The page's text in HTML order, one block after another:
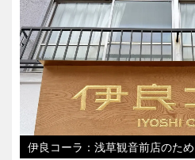
伊良コーラ：浅草観音前店のた